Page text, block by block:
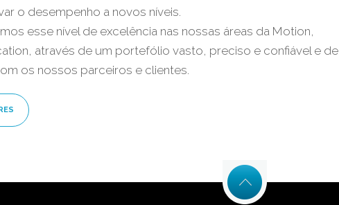
o desempenho a novos níveis.
esse nível de excelência nas nossas áreas da Motion,
através de um portefólio vasto, preciso e confiável e de
os nossos parceiros e clientes.